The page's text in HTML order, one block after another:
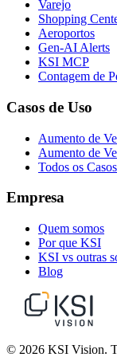
Varejo
Shopping
Aeroportos
Gen-AI Alerts
KSI MCP
Contagem de
Casos de Uso
Aumento de
Aumento de
Todos os
Empresa
Quem somos
Por que KSI
KSI vs outras
Blog
© 2026 KSI Vision.